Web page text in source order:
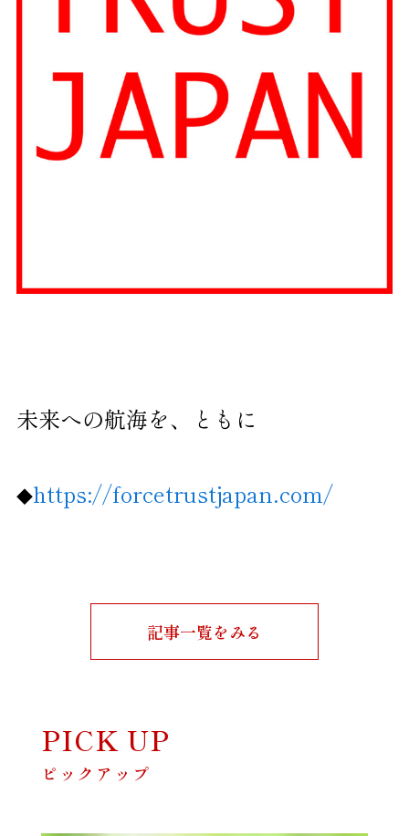
未来への航海を、ともに
◆https://forcetrustjapan.com/
記事一覧をみる
PICK UP
ピックアップ